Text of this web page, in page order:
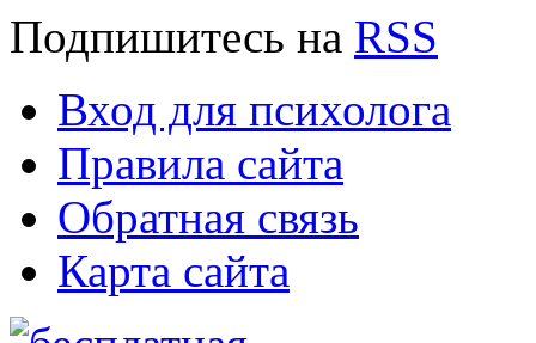
Подпишитесь на RSS
Вход для психолога
Правила сайта
Обратная связь
Карта сайта